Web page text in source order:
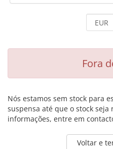
Fora
Nós estamos sem stock para
suspensa até que o stock seja
informações, entre em
Voltar e